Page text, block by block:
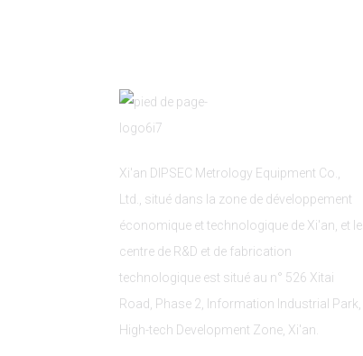
Xi'an DIPSEC Metrology Equipment Co.,
Ltd., situé dans la zone de développement
économique et technologique de Xi'an, et le
centre de R&D et de fabrication
technologique est situé au n° 526 Xitai
Road, Phase 2, Information Industrial Park,
High-tech Development Zone, Xi'an.